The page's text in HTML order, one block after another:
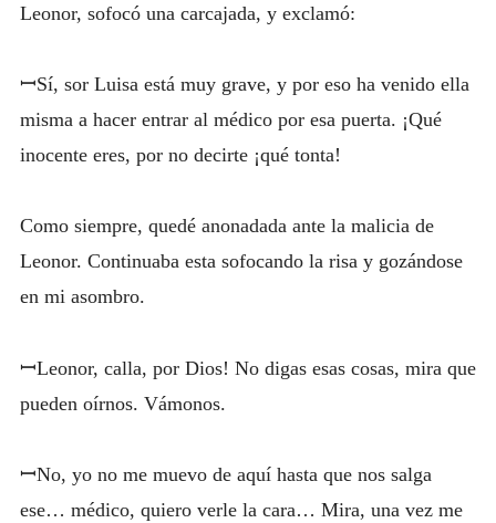
Leonor, sofocó una carcajada, y exclamó:
ꟷSí, sor Luisa está muy grave, y por eso ha venido ella
misma a hacer entrar al médico por esa puerta. ¡Qué
inocente eres, por no decirte ¡qué tonta!
Como siempre, quedé anonadada ante la malicia de
Leonor. Continuaba esta sofocando la risa y gozándose
en mi asombro.
ꟷLeonor, calla, por Dios! No digas esas cosas, mira que
pueden oírnos. Vámonos.
ꟷNo, yo no me muevo de aquí hasta que nos salga
ese… médico, quiero verle la cara… Mira, una vez me